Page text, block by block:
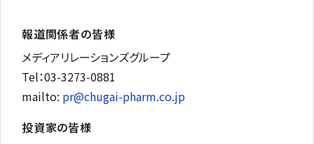
報道関係者の皆様
メディアリレーションズグループ
Tel：03-3273-0881
mailto: pr@chugai-pharm.co.jp
投資家の皆様